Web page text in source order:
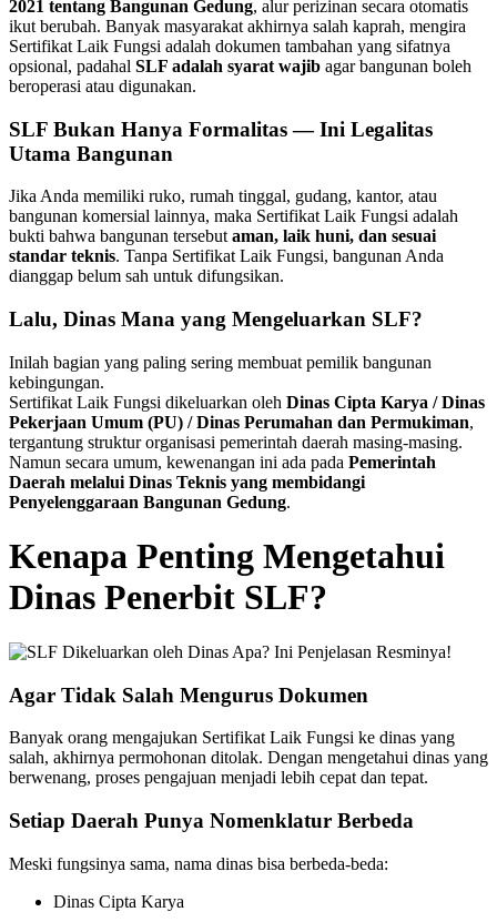
2021 tentang Bangunan Gedung, alur perizinan secara otomatis
ikut berubah. Banyak masyarakat akhirnya salah kaprah, mengira
Sertifikat Laik Fungsi adalah dokumen tambahan yang sifatnya
opsional, padahal SLF adalah syarat wajib agar bangunan boleh
beroperasi atau digunakan.
SLF Bukan Hanya Formalitas — Ini Legalitas
Utama Bangunan
Jika Anda memiliki ruko, rumah tinggal, gudang, kantor, atau
bangunan komersial lainnya, maka Sertifikat Laik Fungsi adalah
bukti bahwa bangunan tersebutaman, laik huni, dan sesuai
standar teknis. Tanpa Sertifikat Laik Fungsi, bangunan Anda
dianggap belum sah untuk difungsikan.
Lalu, Dinas Mana yang Mengeluarkan SLF?
Inilah bagian yang paling sering membuat pemilik bangunan
kebingungan.
Sertifikat Laik Fungsi dikeluarkan oleh Dinas Cipta Karya / Dinas
Pekerjaan Umum (PU) / Dinas Perumahan dan Permukiman,
tergantung struktur organisasi pemerintah daerah masing-masing.
Namun secara umum, kewenangan ini ada pada Pemerintah
Daerah melalui Dinas Teknis yang membidangi
Penyelenggaraan Bangunan Gedung.
Kenapa Penting Mengetahui
Dinas Penerbit SLF?
Agar Tidak Salah Mengurus Dokumen
Banyak orang mengajukan Sertifikat Laik Fungsi ke dinas yang
salah, akhirnya permohonan ditolak. Dengan mengetahui dinas yang
berwenang, proses pengajuan menjadi lebih cepat dan tepat.
Setiap Daerah Punya Nomenklatur Berbeda
Meski fungsinya sama, nama dinas bisa berbeda-beda:
Dinas Cipta Karya